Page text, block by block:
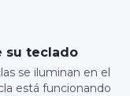
su teclado
se iluminan en el
está funcionando